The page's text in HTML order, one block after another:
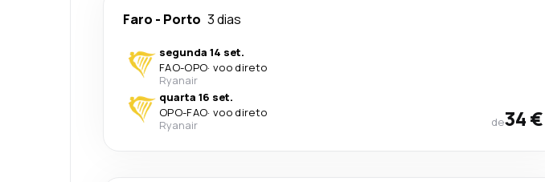
Faro - Porto 3 dias
segunda 14 set.
FAO-OPO· voo direto
Ryanair
quarta 16 set.
OPO-FAO· voo direto
Ryanair
de34 €